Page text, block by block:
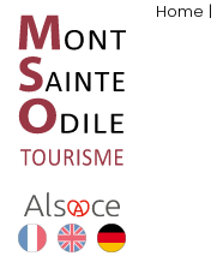
Home |